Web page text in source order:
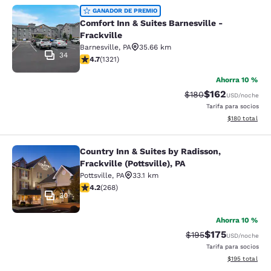
Comfort Inn & Suites Barnesville -
34
GANADOR DE PREMIO
Comfort Inn & Suites Barnesville -
Frackville
Barnesville, PA
35.66 km
Calificación de 4.65 estrellas. Excepcional. 1321
4.7(1321)
Ahorra 10 %
Tarifa tachada:
$180Tarifa reducida:
$162USD/noche
Tarifa para socios
Ver detalles
$180 total
Country Inn & Suites by Radisson,
30
Country Inn & Suites by Radisson,
Frackville (Pottsville), PA
Pottsville, PA
33.1 km
Calificación de 4.24 estrellas. Excelente. 268 reseñas
4.2(268)
Ahorra 10 %
Tarifa tachada:
$195Tarifa reducida:
$175USD/noche
Tarifa para socios
Ver detalles
$195 total